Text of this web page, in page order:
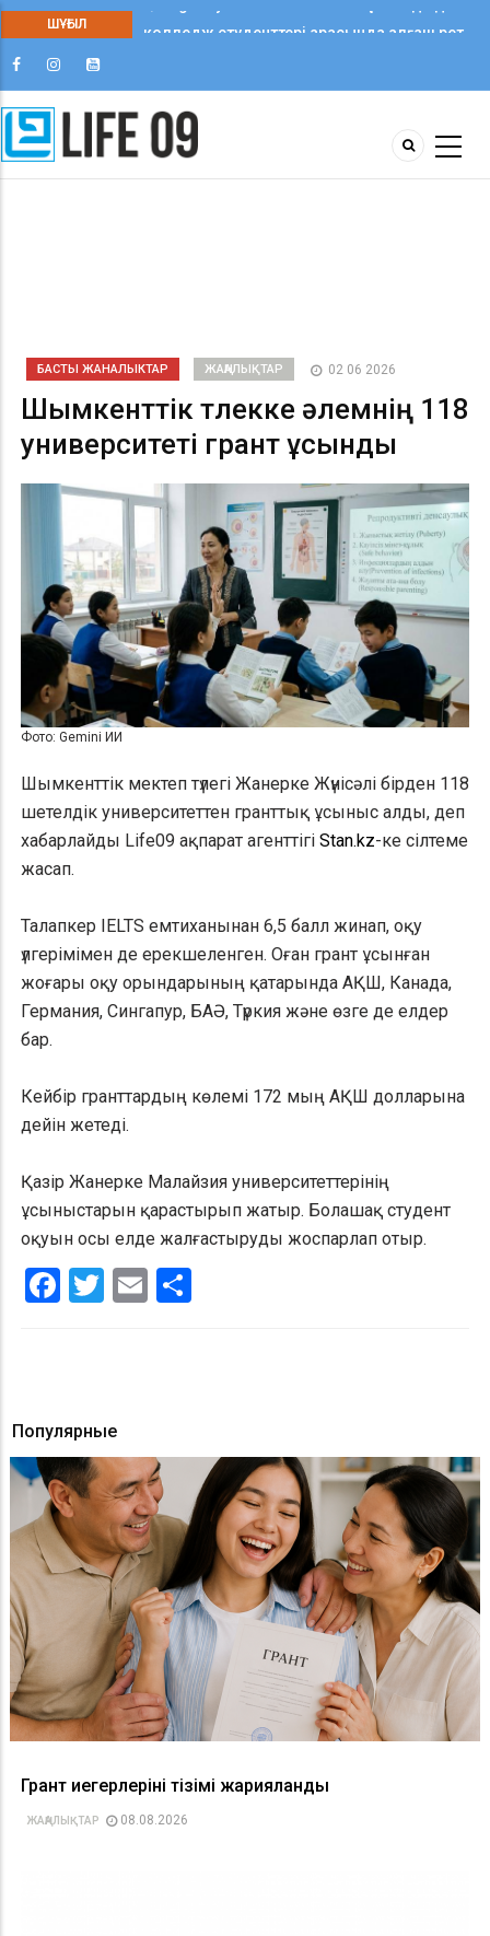
ШҰҒЫЛ
Qaragandy Student Fest 2025: Қарағандыда
БАСТЫ ЖАНАЛЫКТАР ЖАҢАЛЫҚТАР 02 06 2026
Шымкенттік түлекке әлемнің 118
университеті грант ұсынды
Фото: Gemini ИИ
Шымкенттік мектеп түлегі Жанерке Жүнісәлі бірден 118
шетелдік университеттен гранттық ұсыныс алды, деп
хабарлайды Life09 ақпарат агенттігі Stan.kz-ке сілтеме
жасап.
Талапкер IELTS емтиханынан 6,5 балл жинап, оқу
үлгерімімен де ерекшеленген. Оған грант ұсынған
жоғары оқу орындарының қатарында АҚШ, Канада,
Германия, Сингапур, БАӘ, Түркия және өзге де елдер
бар.
Кейбір гранттардың көлемі 172 мың АҚШ долларына
дейін жетеді.
Қазір Жанерке Малайзия университеттерінің
ұсыныстарын қарастырып жатыр. Болашақ студент
оқуын осы елде жалғастыруды жоспарлап отыр.
Facebook
Twitter
Email
Популярные
Грант иегерлерінің тізімі жарияланды
ЖАҢАЛЫҚТАР 08.08.2026